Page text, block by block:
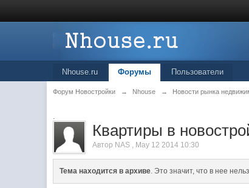
Nhouse.ru Форумы Пользователи
Форум Новостройки → Nhouse → Новости рынка
.
Квартиры в
Автор NAS , May 12 2014 10:30
Тема находится в архиве. Это значит, что в нее